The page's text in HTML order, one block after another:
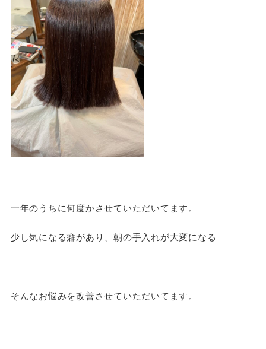
一年のうちに何度かさせていただいてます。
少し気になる癖があり、朝の手入れが大変になる
そんなお悩みを改善させていただいてます。